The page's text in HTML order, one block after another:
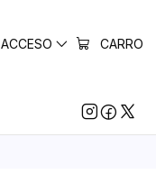
ACCESO CARRO